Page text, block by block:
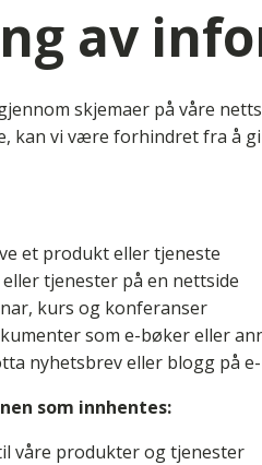
av
skjemaer på våre
kan vi være forhindret fra å
et produkt eller tjeneste
tjenester på en nettside
kurs og konferanser
som e-bøker eller
nyhetsbrev eller blogg på
som innhentes:
våre produkter og tjenester